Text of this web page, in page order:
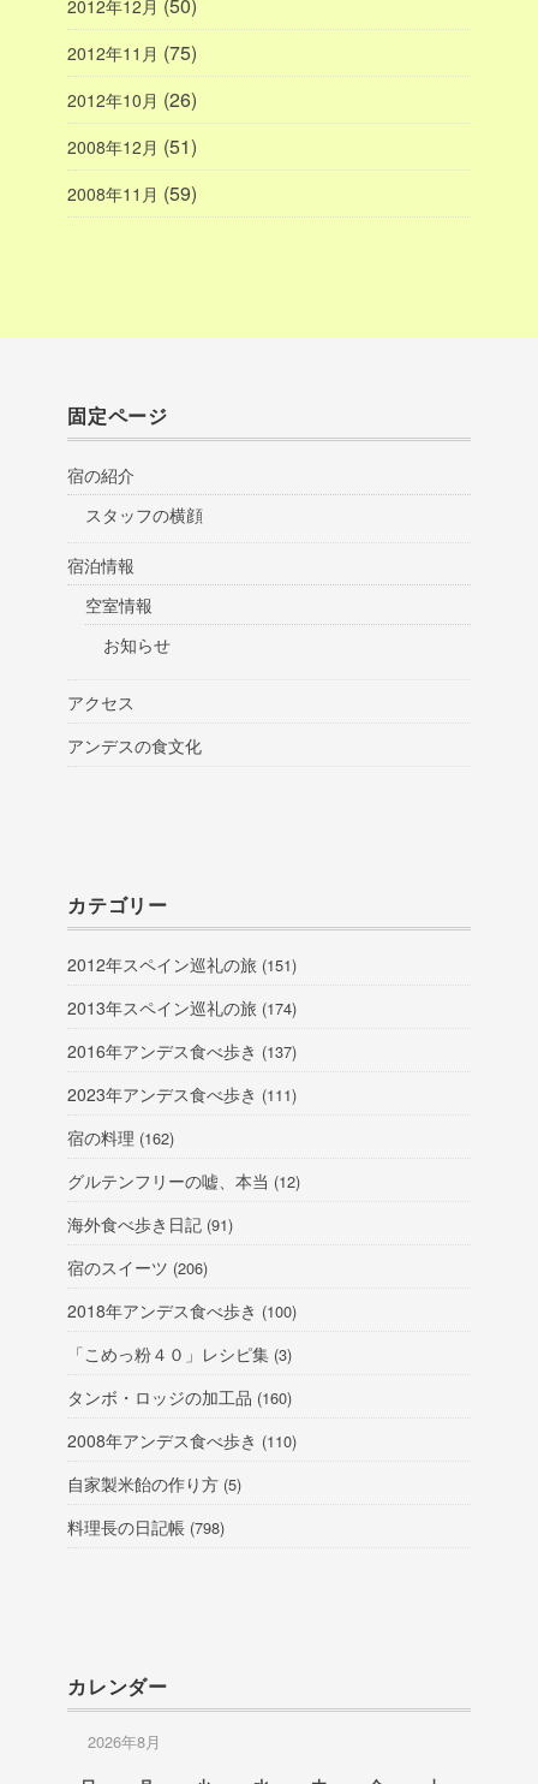
2012年12月 (50)
2012年11月 (75)
2012年10月 (26)
2008年12月 (51)
2008年11月 (59)
固定ページ
宿の紹介
スタッフの横顔
宿泊情報
空室情報
お知らせ
アクセス
アンデスの食文化
カテゴリー
2012年スペイン巡礼の旅 (151)
2013年スペイン巡礼の旅 (174)
2016年アンデス食べ歩き (137)
2023年アンデス食べ歩き (111)
宿の料理 (162)
グルテンフリーの嘘、本当 (12)
海外食べ歩き日記 (91)
宿のスイーツ (206)
2018年アンデス食べ歩き (100)
「こめっ粉４０」レシピ集 (3)
タンボ・ロッジの加工品 (160)
2008年アンデス食べ歩き (110)
自家製米飴の作り方 (5)
料理長の日記帳 (798)
カレンダー
2026年8月